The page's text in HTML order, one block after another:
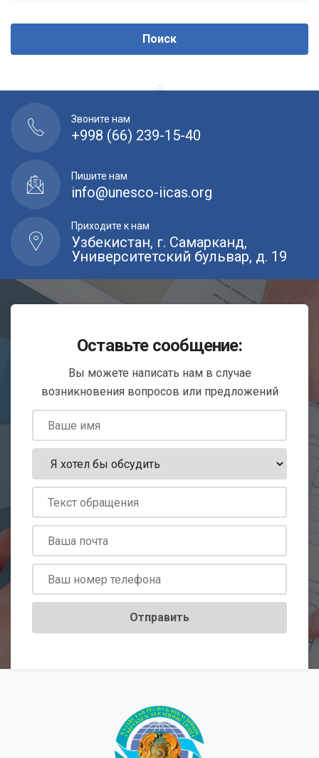
Поиск
Звоните нам
+998 (66) 239-15-40
Пишите нам
info@unesco-iicas.org
Приходите к нам
Узбекистан, г. Самарканд,
Университетский бульвар, д. 19
Оставьте сообщение:
Вы можете написать нам в случае
возникновения вопросов или предложений
Отправить